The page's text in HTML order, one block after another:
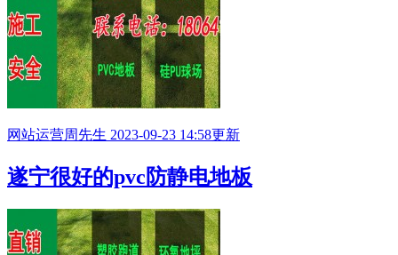
网站运营周先生 2023-09-23 14:58更新
遂宁很好的pvc防静电地板